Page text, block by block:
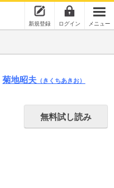
新規登録 ログイン メニュー
菊地昭夫 （きくちあきお）
無料試し読み